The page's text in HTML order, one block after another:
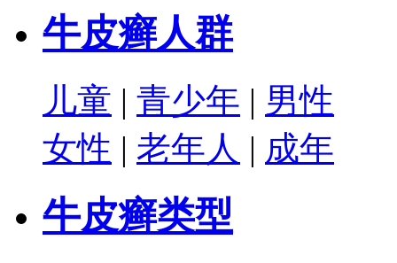
牛皮癣人群
儿童 | 青少年 | 男性
女性 | 老年人 | 成年
牛皮癣类型